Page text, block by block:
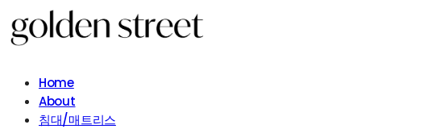
Home
About
침대/매트리스